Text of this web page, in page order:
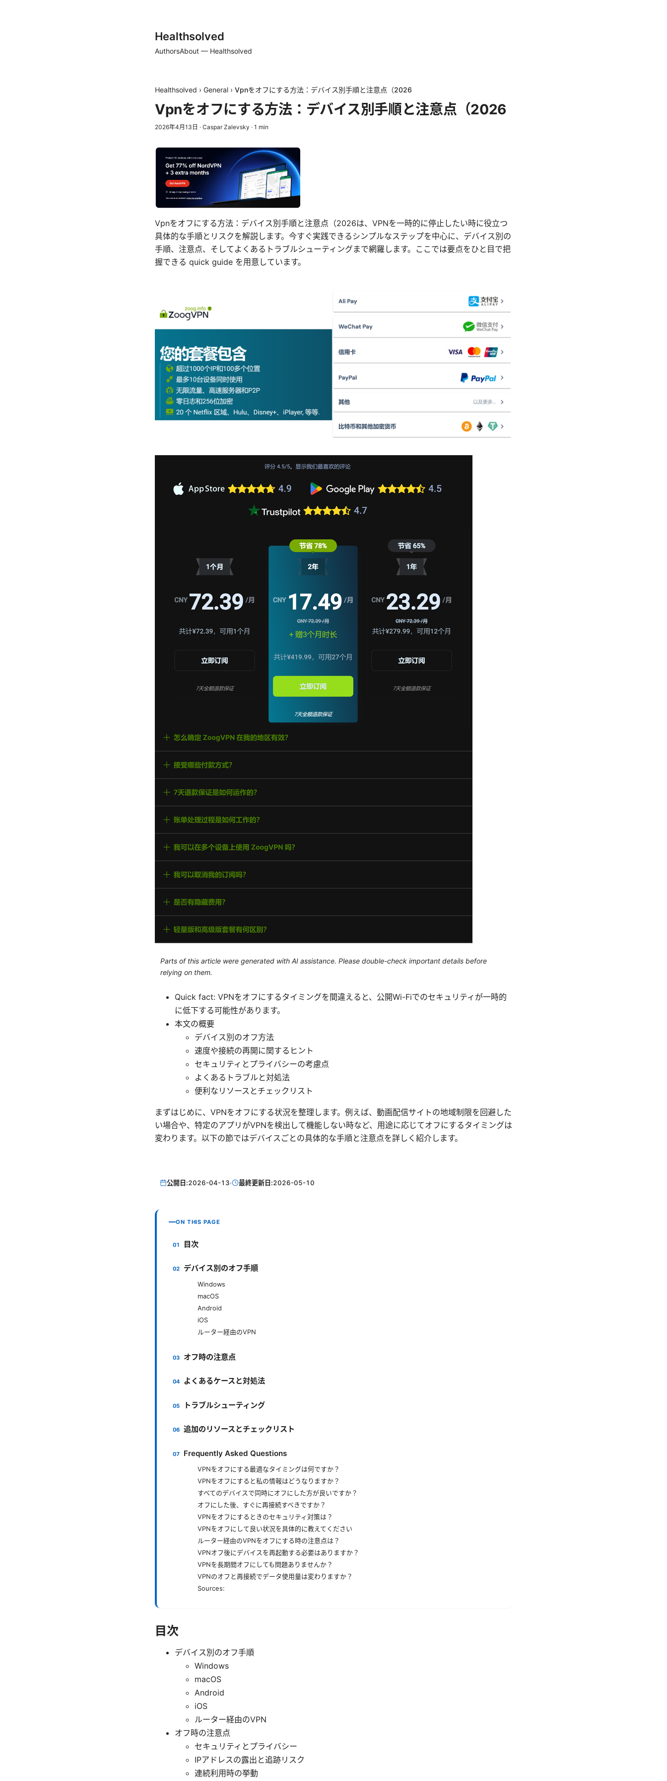
Healthsolved
AuthorsAbout — Healthsolved
Healthsolved › General › Vpnをオフにする方法：デバイス別手順と注意点（2026
Vpnをオフにする方法：デバイス別手順と注意点（2026
2026年4月13日 · Caspar Zalevsky · 1 min
Vpnをオフにする方法：デバイス別手順と注意点（2026は、VPNを一時的に停止したい時に役立つ
具体的な手順とリスクを解説します。今すぐ実践できるシンプルなステップを中心に、デバイス別の
手順、注意点、そしてよくあるトラブルシューティングまで網羅します。ここでは要点をひと目で把
握できる quick guide を用意しています。
Parts of this article were generated with AI assistance. Please double-check important details before
relying on them.
Quick fact: VPNをオフにするタイミングを間違えると、公開Wi-Fiでのセキュリティが一時的
に低下する可能性があります。
本文の概要
デバイス別のオフ方法
速度や接続の再開に関するヒント
セキュリティとプライバシーの考慮点
よくあるトラブルと対処法
便利なリソースとチェックリスト
まずはじめに、VPNをオフにする状況を整理します。例えば、動画配信サイトの地域制限を回避した
い場合や、特定のアプリがVPNを検出して機能しない時など、用途に応じてオフにするタイミングは
変わります。以下の節ではデバイスごとの具体的な手順と注意点を詳しく紹介します。
公開日:2026-04-13· 最終更新日:2026-05-10
ON THIS PAGE
目次
デバイス別のオフ手順
Windows
macOS
Android
iOS
ルーター経由のVPN
オフ時の注意点
よくあるケースと対処法
トラブルシューティング
追加のリソースとチェックリスト
Frequently Asked Questions
VPNをオフにする最適なタイミングは何ですか？
VPNをオフにすると私の情報はどうなりますか？
すべてのデバイスで同時にオフにした方が良いですか？
オフにした後、すぐに再接続すべきですか？
VPNをオフにするときのセキュリティ対策は？
VPNをオフにして良い状況を具体的に教えてください
ルーター経由のVPNをオフにする時の注意点は？
VPNオフ後にデバイスを再起動する必要はありますか？
VPNを長期間オフにしても問題ありませんか？
VPNのオフと再接続でデータ使用量は変わりますか？
Sources:
目次
デバイス別のオフ手順
Windows
macOS
Android
iOS
ルーター経由のVPN
オフ時の注意点
セキュリティとプライバシー
IPアドレスの露出と追跡リスク
連続利用時の挙動